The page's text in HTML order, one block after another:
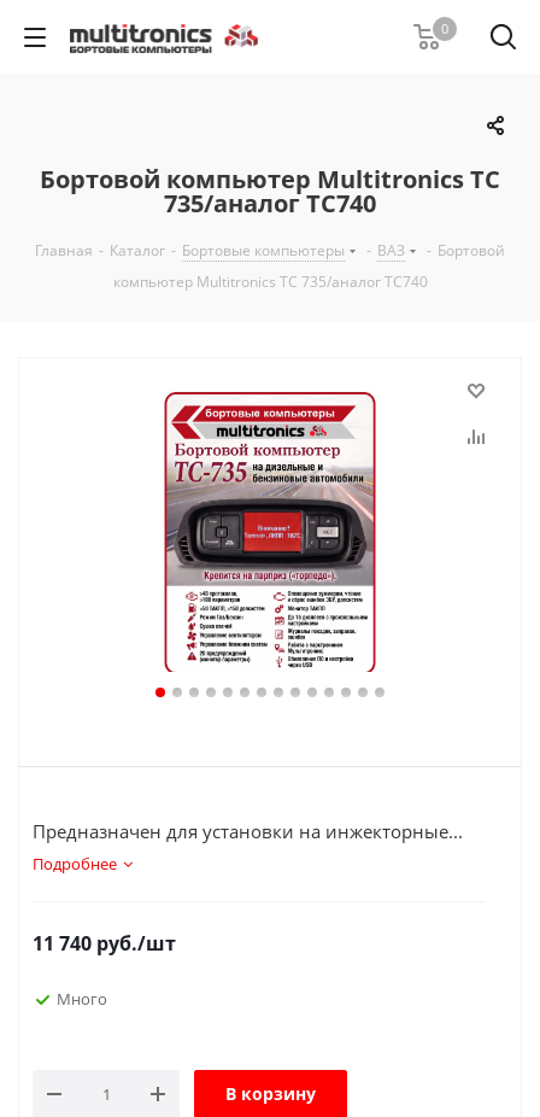
0
Бортовой компьютер Multitronics TC
735/аналог ТС740
Главная - Каталог - Бортовые компьютеры - ВАЗ - Бортовой
компьютер Multitronics TC 735/аналог ТС740
Предназначен для установки на инжекторные...
Подробнее
11 740 руб./шт
Много
В корзину